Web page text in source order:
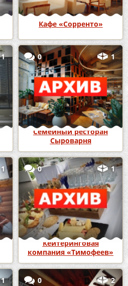
Кафе «Сорренто»
1 0 1
Семейный ресторан
Сыроварня
1 0 1
Кейтеринговая
компания «Тимофеев»
1 0 2